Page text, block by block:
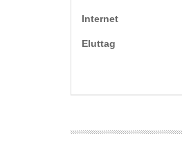
Internet
Eluttag